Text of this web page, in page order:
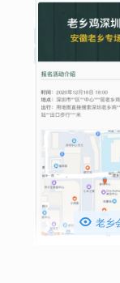
 老乡